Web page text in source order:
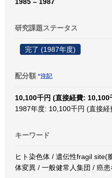
研究課題ステータス
完了 (1987年度)
配分額 *注記
10,100千円 (直接経費: 10,100
1987年度: 10,100千円 (直接
キーワード
ヒト染色体 / 遺伝性fragil site(
体変異 / 一般健常人集団 / 癌